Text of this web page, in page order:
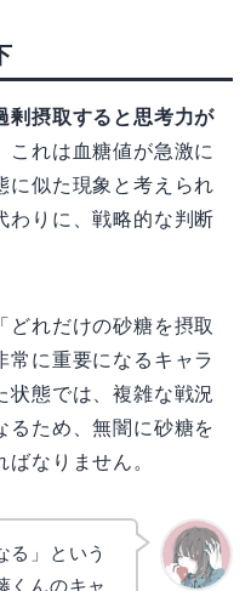
剰摂取すると思考力が
これは血糖値が急激に
に似た現象と考えられ
わりに、戦略的な判断
どれだけの砂糖を摂取
常に重要になるキャラ
状態では、複雑な戦況
るため、無闇に砂糖を
なりません。
る」という
くんのキャ